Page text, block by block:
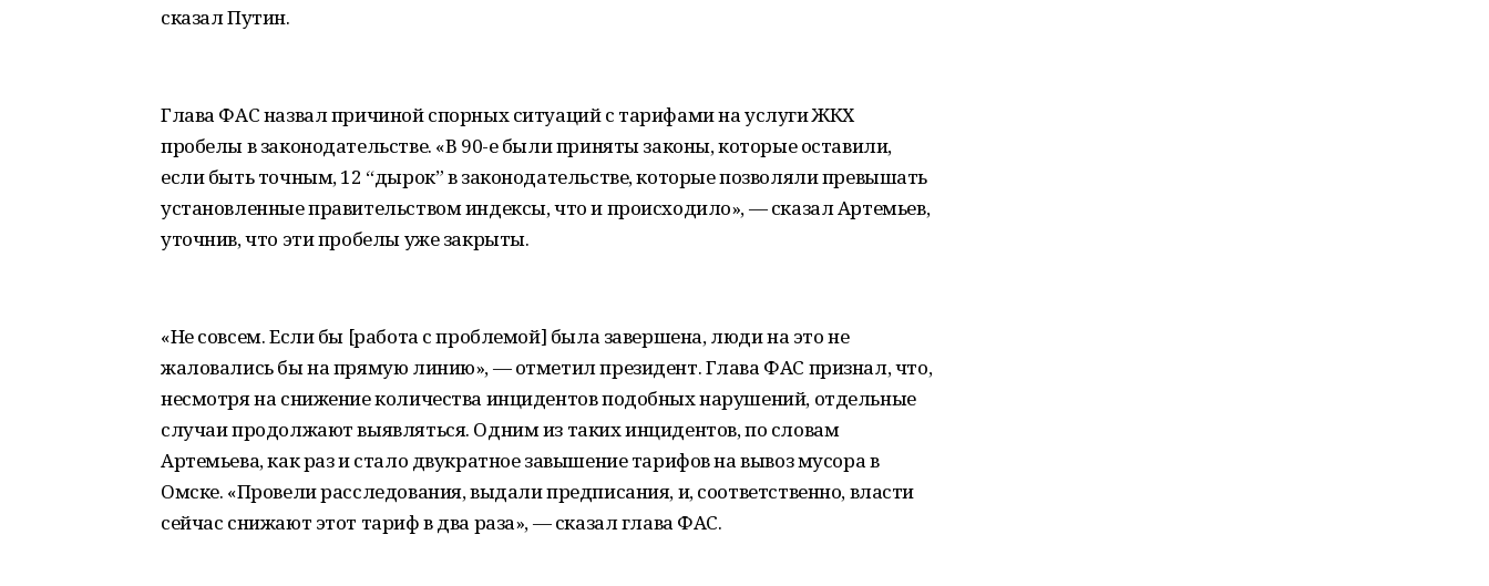
сказал Путин.
Глава ФАС назвал причиной спорных ситуаций с тарифами на услуги ЖКХ
пробелы в законодательстве. «В 90-е были приняты законы, которые оставили,
если быть точным, 12 “дырок” в законодательстве, которые позволяли превышать
установленные правительством индексы, что и происходило», — сказал Артемьев,
уточнив, что эти пробелы уже закрыты.
«Не совсем. Если бы [работа с проблемой] была завершена, люди на это не
жаловались бы на прямую линию», — отметил президент. Глава ФАС признал, что,
несмотря на снижение количества инцидентов подобных нарушений, отдельные
случаи продолжают выявляться. Одним из таких инцидентов, по словам
Артемьева, как раз и стало двукратное завышение тарифов на вывоз мусора в
Омске. «Провели расследования, выдали предписания, и, соответственно, власти
сейчас снижают этот тариф в два раза», — сказал глава ФАС.